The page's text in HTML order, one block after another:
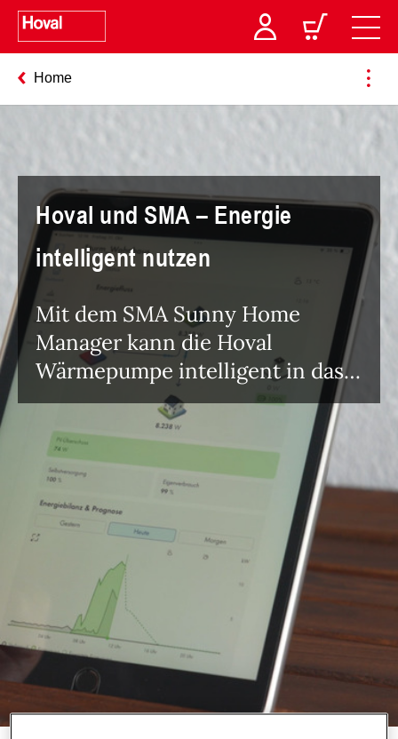
Home
Hoval und SMA – Energie
intelligent nutzen​
Mit dem SMA Sunny Home
Manager kann die Hoval
Wärmepumpe intelligent in das
Energiemanagement von
Photovoltaikanlagen
eingebunden werden.